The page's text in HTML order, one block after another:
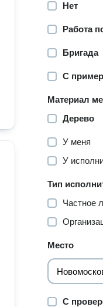
Нет
Работа
Бригада
С
Материал
Дерево
У меня
У
Тип
Частное
Место
С